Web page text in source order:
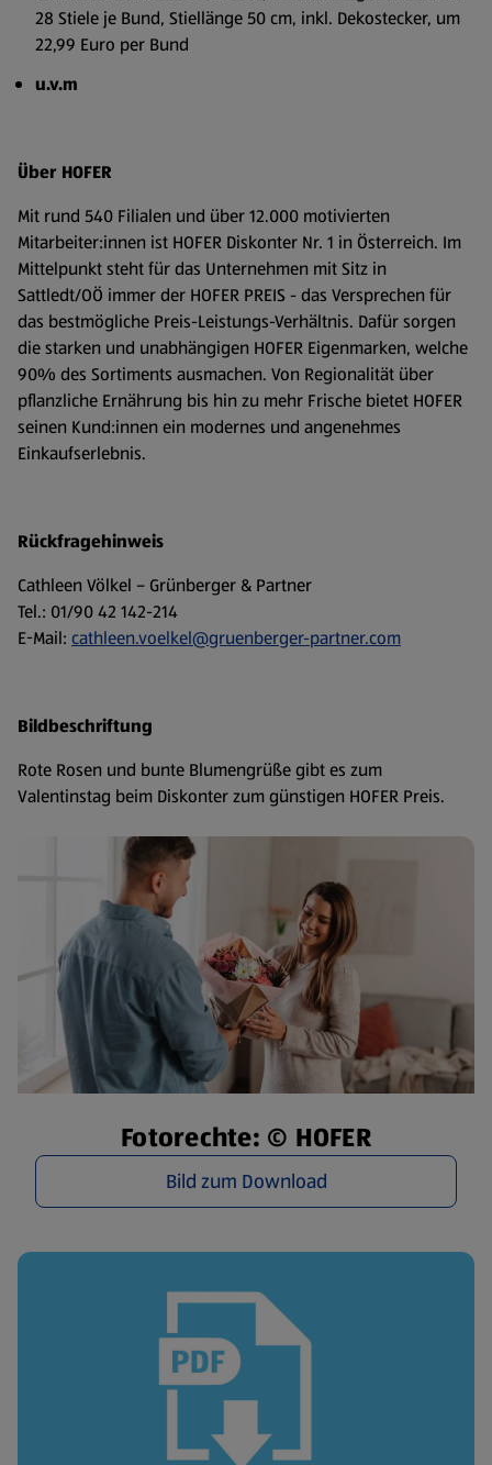
28 Stiele je Bund, Stiellänge 50 cm, inkl. Dekostecker, um
22,99 Euro per Bund
u.v.m
Über HOFER
Mit rund 540 Filialen und über 12.000 motivierten
Mitarbeiter:innen ist HOFER Diskonter Nr. 1 in Österreich. Im
Mittelpunkt steht für das Unternehmen mit Sitz in
Sattledt/OÖ immer der HOFER PREIS - das Versprechen für
das bestmögliche Preis-Leistungs-Verhältnis. Dafür sorgen
die starken und unabhängigen HOFER Eigenmarken, welche
90% des Sortiments ausmachen. Von Regionalität über
pflanzliche Ernährung bis hin zu mehr Frische bietet HOFER
seinen Kund:innen ein modernes und angenehmes
Einkaufserlebnis.
Rückfragehinweis
Cathleen Völkel – Grünberger & Partner
Tel.: 01/90 42 142-214
E-Mail: cathleen.voelkel@gruenberger-partner.com
Bildbeschriftung
Rote Rosen und bunte Blumengrüße gibt es zum
Valentinstag beim Diskonter zum günstigen HOFER Preis.
Fotorechte: © HOFER
Bild zum Download